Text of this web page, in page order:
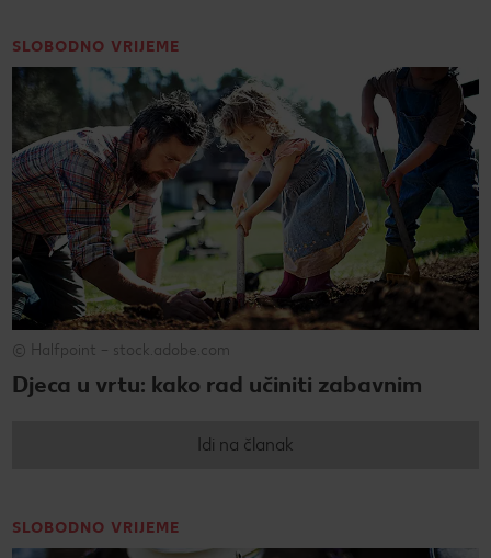
SLOBODNO VRIJEME
© Halfpoint – stock.adobe.com
Djeca u vrtu: kako rad učiniti zabavnim
Idi na članak
SLOBODNO VRIJEME